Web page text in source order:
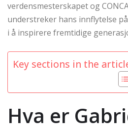
verdensmesterskapet og
understreker hans innflytelse
i å inspirere fremtidige
Key sections in the
Hva er